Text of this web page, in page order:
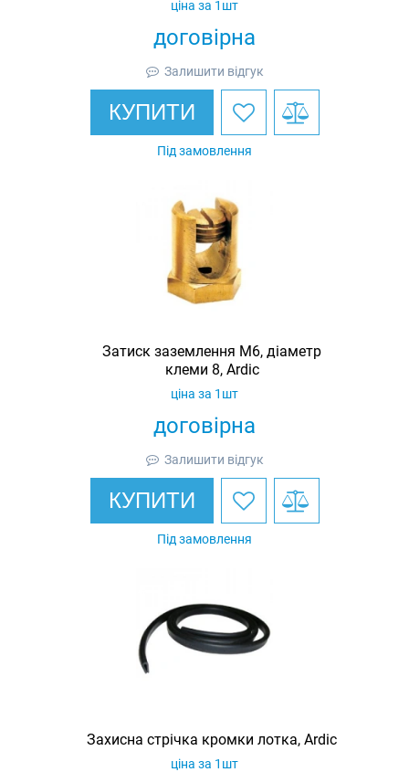
договірна
ціна за 1шт
Залишити відгук
КУПИТИ
Під замовлення
Затиск заземлення M6, діаметр
клеми 8, Ardic
договірна
ціна за 1шт
Залишити відгук
КУПИТИ
Під замовлення
Захисна стрічка кромки лотка, Ardic
ціна за 1шт